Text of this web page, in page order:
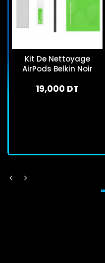
Kit De Nettoyage
AirPods Belkin Noir
19,000 DT